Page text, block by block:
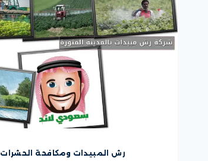
رش المبيدات ومكافحة الحشرات